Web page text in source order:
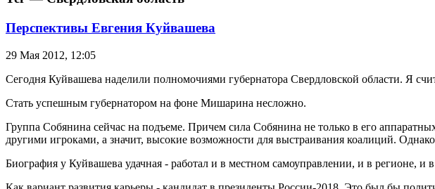
Перспективы Евгения Куйвашева
29 Мая 2012, 12:05
Сегодня Куйвашева наделили полномочиями губернатора Свердловской области. Я
Стать успешным губернатором на фоне Мишарина несложно.
Группа Собянина сейчас на подъеме. Причем сила Собянина не только в его
другими игроками, а значит, высокие возможности для выстраивания коалиций.
Биография у Куйвашева удачная - работал и в местном самоуправлении, и в регионе,